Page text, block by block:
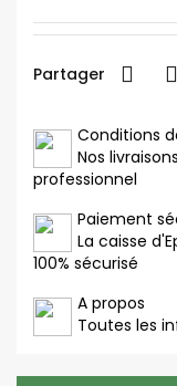
Partager
Conditions
Nos
professionnel
Paiement
La caisse
100% sécurisé
A propos
Toutes les